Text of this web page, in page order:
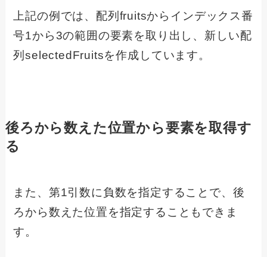
上記の例では、配列fruitsからインデックス番
号1から3の範囲の要素を取り出し、新しい配
列selectedFruitsを作成しています。
後ろから数えた位置から要素を取得す
る
また、第1引数に負数を指定することで、後
ろから数えた位置を指定することもできま
す。